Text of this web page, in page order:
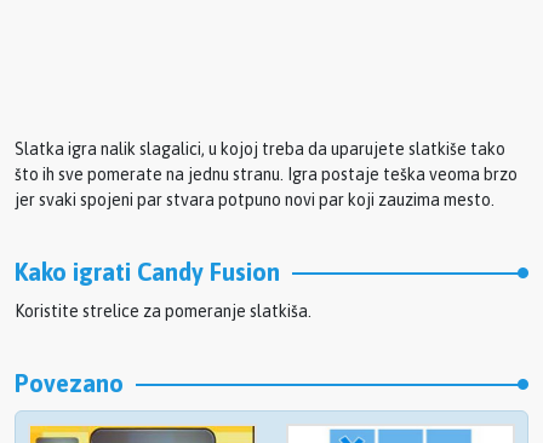
Slatka igra nalik slagalici, u kojoj treba da uparujete slatkiše tako
što ih sve pomerate na jednu stranu. Igra postaje teška veoma brzo
jer svaki spojeni par stvara potpuno novi par koji zauzima mesto.
Kako igrati Candy Fusion
Koristite strelice za pomeranje slatkiša.
Povezano